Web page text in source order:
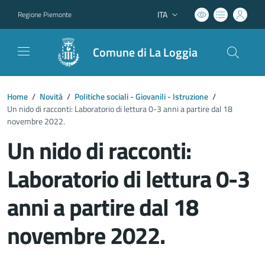
Regione Piemonte Lingua attiva:
ITA
Comune di La Loggia
Home / Novità / Politiche sociali - Giovanili - Istruzione /
Un nido di racconti: Laboratorio di lettura 0-3 anni a partire dal 18
novembre 2022.
Un nido di racconti:
Laboratorio di lettura 0-3
anni a partire dal 18
novembre 2022.